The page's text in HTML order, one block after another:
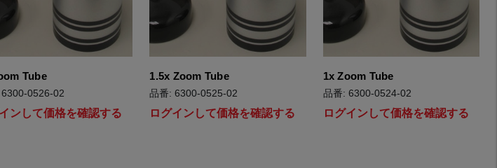
Tube
0526-02
ンして価格を確認する
1.5x Zoom Tube
品番: 6300-0525-02
ログインして価格を確認する
1x Zoom Tube
品番: 6300-0524-02
ログインして価格を確認する